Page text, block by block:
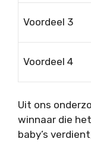
Voordeel 3
Voordeel 4
Uit ons
winnaar die
baby’s